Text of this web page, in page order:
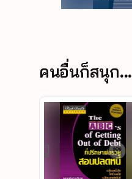
คนอื่นก็สนุก...